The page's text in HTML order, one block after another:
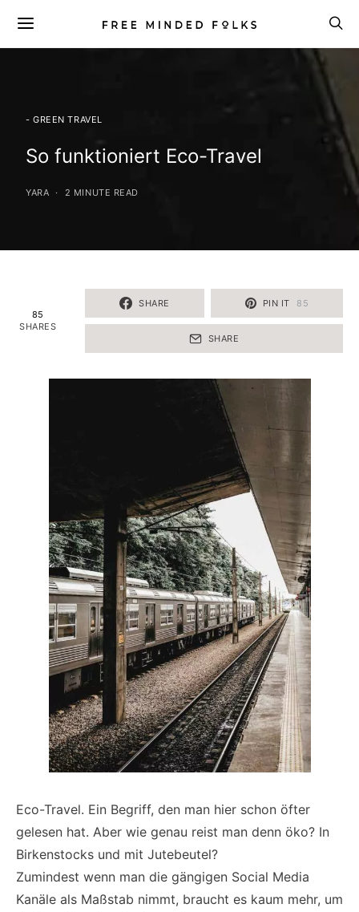
- GREEN TRAVEL
So funktioniert Eco-Travel
YARA 2 MINUTE READ
85
SHARES
SHARE PIN IT 85
SHARE
Eco-Travel. Ein Begriff, den man hier schon öfter
gelesen hat. Aber wie genau reist man denn öko? In
Birkenstocks und mit Jutebeutel?
Zumindest wenn man die gängigen Social Media
Kanäle als Maßstab nimmt, braucht es kaum mehr, um